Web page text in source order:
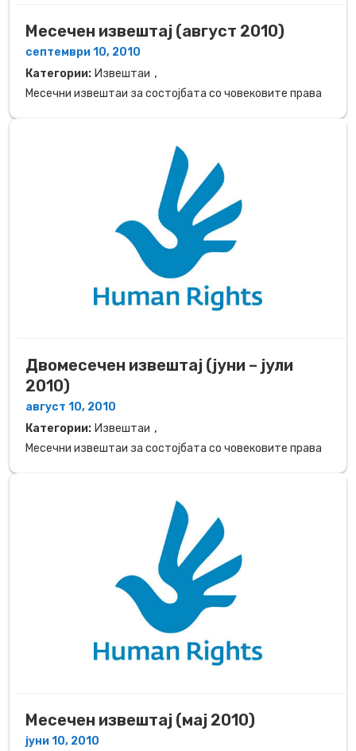
Месечен извештај (август 2010)
септември 10, 2010
Категории: Извештаи ,
Месечни извештаи за состојбата со човековите права
Двомесечен извештај (јуни – јули
2010)
август 10, 2010
Категории: Извештаи ,
Месечни извештаи за состојбата со човековите права
Месечен извештај (мај 2010)
јуни 10, 2010